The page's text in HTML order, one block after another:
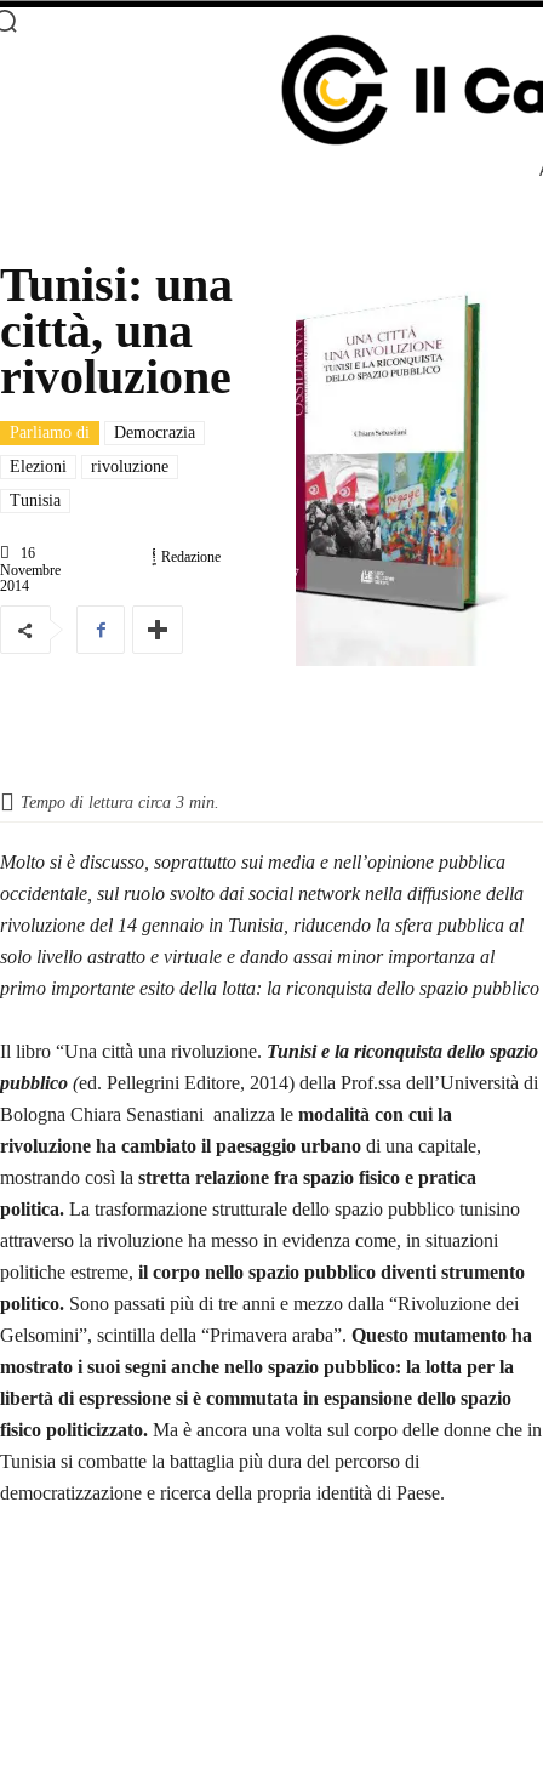
Tunisi: una
città, una
rivoluzione
Parliamo di
Democrazia
Elezioni
rivoluzione
Tunisia
16
Novembre
2014
Redazione
Tempo di lettura circa 3 min.
Molto si è discusso, soprattutto sui media e nell’opinione pubblica
occidentale, sul ruolo svolto dai social network nella diffusione della
rivoluzione del 14 gennaio in Tunisia, riducendo la sfera pubblica al
solo livello astratto e virtuale e dando assai minor importanza al
primo importante esito della lotta: la riconquista dello spazio pubblico
Il libro “Una città una rivoluzione. Tunisi e la riconquista dello spazio
pubblico (ed. Pellegrini Editore, 2014) della Prof.ssa dell’Università di
Bologna Chiara Senastiani analizza le modalità con cui la
rivoluzione ha cambiato il paesaggio urbano di una capitale,
mostrando così la stretta relazione fra spazio fisico e pratica
politica. La trasformazione strutturale dello spazio pubblico tunisino
attraverso la rivoluzione ha messo in evidenza come, in situazioni
politiche estreme, il corpo nello spazio pubblico diventi strumento
politico. Sono passati più di tre anni e mezzo dalla “Rivoluzione dei
Gelsomini”, scintilla della “Primavera araba”. Questo mutamento ha
mostrato i suoi segni anche nello spazio pubblico: la lotta per la
libertà di espressione si è commutata in espansione dello spazio
fisico politicizzato. Ma è ancora una volta sul corpo delle donne che in
Tunisia si combatte la battaglia più dura del percorso di
democratizzazione e ricerca della propria identità di Paese.